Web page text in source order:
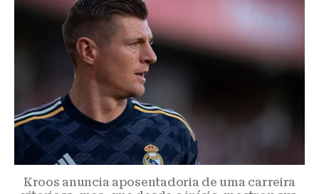
Kroos anuncia aposentadoria de uma carreira